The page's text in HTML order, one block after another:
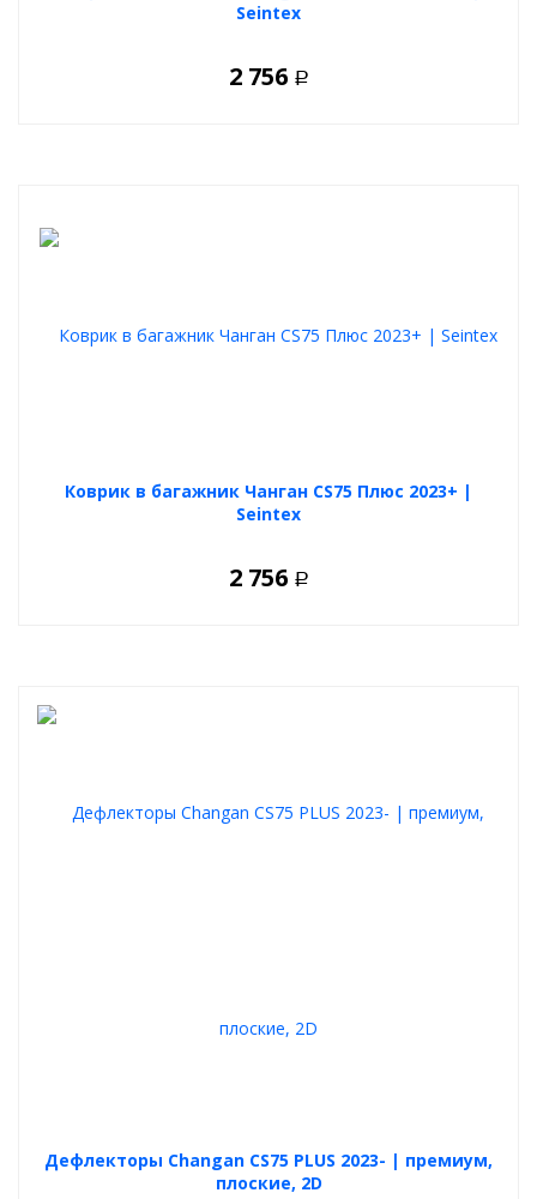
Seintex
2 756 Р
Коврик в багажник Чанган CS75 Плюс 2023+ |
Seintex
2 756 Р
Дефлекторы Changan CS75 PLUS 2023- | премиум,
плоские, 2D